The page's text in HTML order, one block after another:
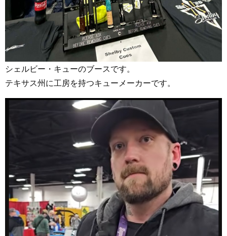
シェルビー・キューのブースです。
テキサス州に工房を持つキューメーカーです。